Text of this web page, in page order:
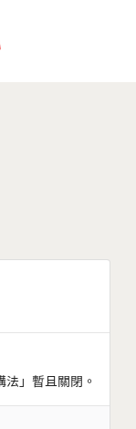
」暫且關閉。